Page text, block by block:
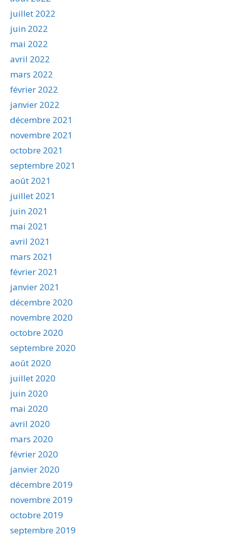
juillet 2022
juin 2022
mai 2022
avril 2022
mars 2022
février 2022
janvier 2022
décembre 2021
novembre 2021
octobre 2021
septembre 2021
août 2021
juillet 2021
juin 2021
mai 2021
avril 2021
mars 2021
février 2021
janvier 2021
décembre 2020
novembre 2020
octobre 2020
septembre 2020
août 2020
juillet 2020
juin 2020
mai 2020
avril 2020
mars 2020
février 2020
janvier 2020
décembre 2019
novembre 2019
octobre 2019
septembre 2019